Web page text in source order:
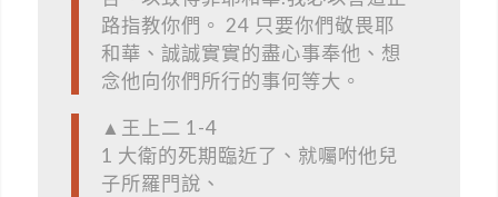
路指教你們。 24 只要你們敬畏耶
和華、誠誠實實的盡心事奉他、想
念他向你們所行的事何等大。
▲王上二 1-4
1 大衛的死期臨近了、就囑咐他兒
子所羅門說、